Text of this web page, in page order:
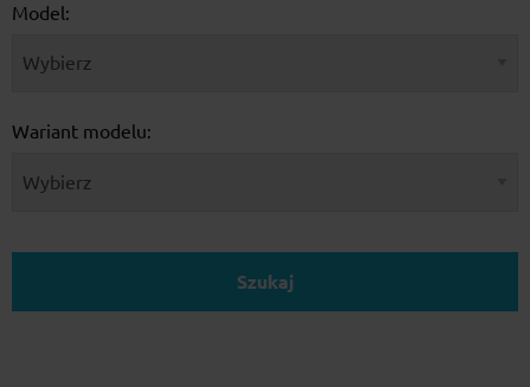
Model:
Wariant modelu:
Szukaj